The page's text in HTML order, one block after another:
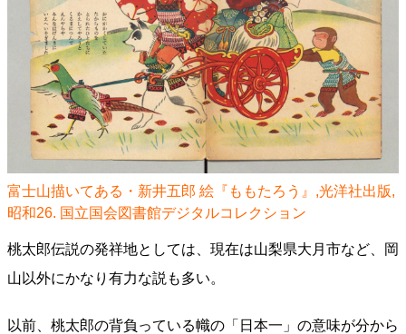
富士山描いてある・新井五郎 絵『ももたろう』,光洋社出版,
昭和26. 国立国会図書館デジタルコレクション
桃太郎伝説の発祥地としては、現在は山梨県大月市など、岡
山以外にかなり有力な説も多い。
以前、桃太郎の背負っている幟の「日本一」の意味が分から